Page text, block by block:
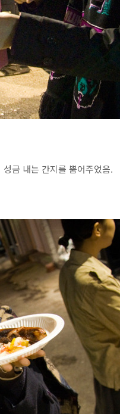
금 내는 간지를 뿜어주었음.